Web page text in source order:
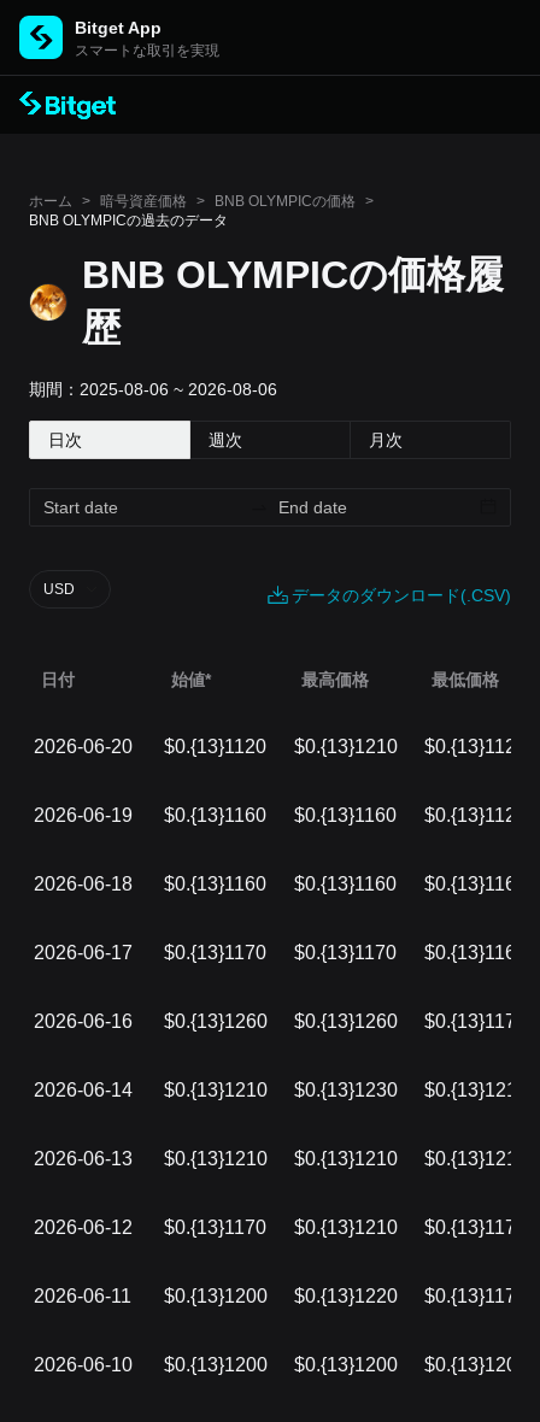
Bitget App
スマートな取引を実現
ホーム > 暗号資産価格 > BNB OLYMPICの価格
>
BNB OLYMPICの過去のデータ
BNB OLYMPICの価格履
歴
期間：2025-08-06 ~ 2026-08-06
日次 週次 月次
データのダウンロード(.CSV)
USD
日付 始値* 最高価格 最低価格
2026-06-20 $0.{13}1120 $0.{13}1210 $0.{13}1120
2026-06-19 $0.{13}1160 $0.{13}1160 $0.{13}1120
2026-06-18 $0.{13}1160 $0.{13}1160 $0.{13}1160
2026-06-17 $0.{13}1170 $0.{13}1170 $0.{13}1160
2026-06-16 $0.{13}1260 $0.{13}1260 $0.{13}1170
2026-06-14 $0.{13}1210 $0.{13}1230 $0.{13}1210
2026-06-13 $0.{13}1210 $0.{13}1210 $0.{13}1210
2026-06-12 $0.{13}1170 $0.{13}1210 $0.{13}1170
2026-06-11 $0.{13}1200 $0.{13}1220 $0.{13}1170
2026-06-10 $0.{13}1200 $0.{13}1200 $0.{13}1200